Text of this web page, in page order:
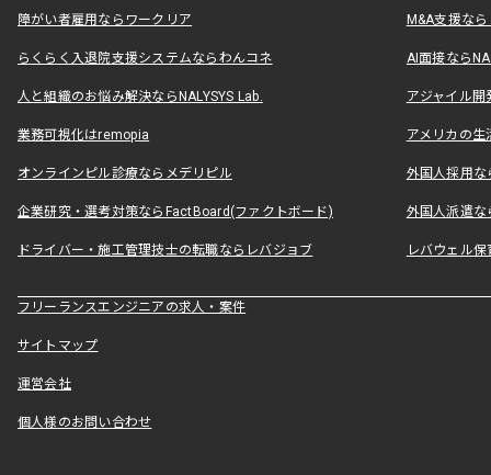
障がい者雇用ならワークリア M&A支援な
らくらく入退院支援システムならわんコネ AI面接なら
人と組織のお悩み解決ならNALYSYS Lab. アジャイル
業務可視化はremopia アメリカの
オンラインピル診療ならメデリピル 外国人採用
企業研究・選考対策ならFactBoard(ファクトボード) 外国人派遣な
ドライバー・施工管理技士の転職ならレバジョブ レバウェル
フリーランスエンジニアの求人・案件
サイトマップ
運営会社
個人様のお問い合わせ